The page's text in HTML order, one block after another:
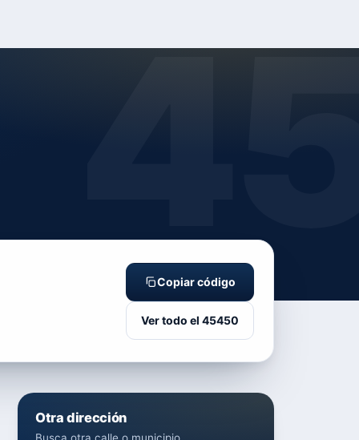
Copiar código
Ver todo el 45450
Otra dirección